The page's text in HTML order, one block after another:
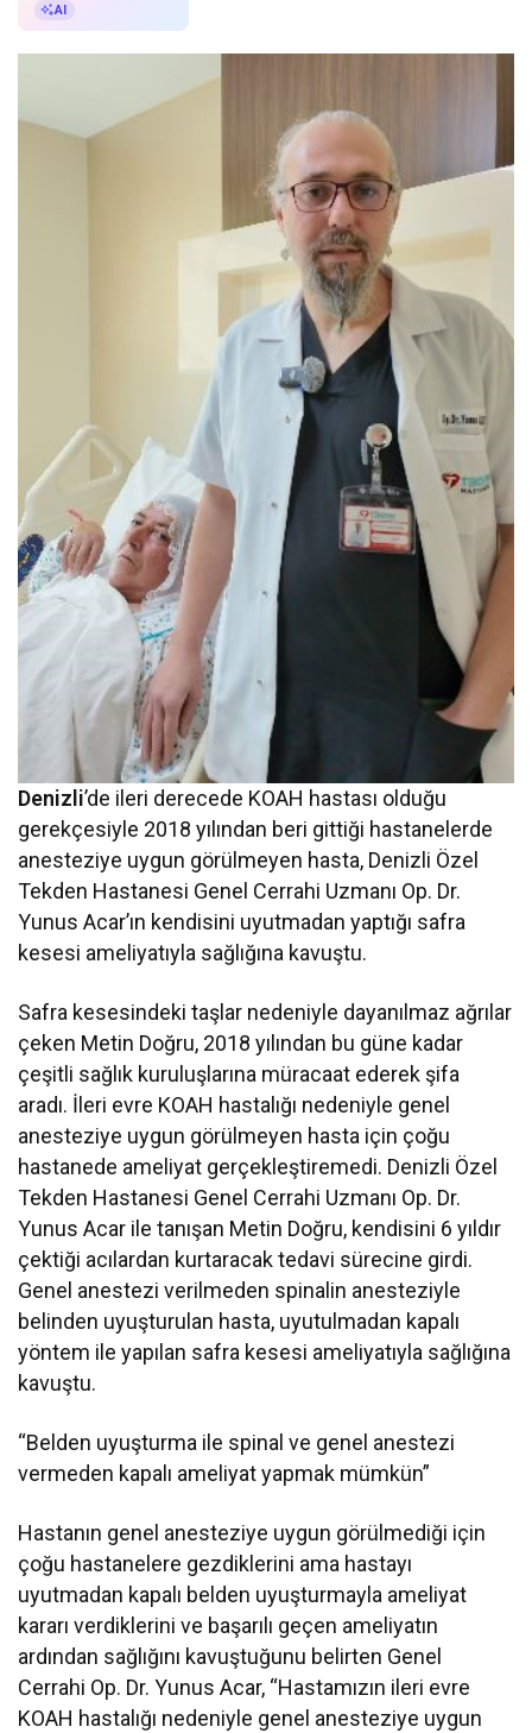
AI
Denizli’de ileri derecede KOAH hastası olduğu
gerekçesiyle 2018 yılından beri gittiği hastanelerde
anesteziye uygun görülmeyen hasta, Denizli Özel
Tekden Hastanesi Genel Cerrahi Uzmanı Op. Dr.
Yunus Acar’ın kendisini uyutmadan yaptığı safra
kesesi ameliyatıyla sağlığına kavuştu.
Safra kesesindeki taşlar nedeniyle dayanılmaz ağrılar
çeken Metin Doğru, 2018 yılından bu güne kadar
çeşitli sağlık kuruluşlarına müracaat ederek şifa
aradı. İleri evre KOAH hastalığı nedeniyle genel
anesteziye uygun görülmeyen hasta için çoğu
hastanede ameliyat gerçekleştiremedi. Denizli Özel
Tekden Hastanesi Genel Cerrahi Uzmanı Op. Dr.
Yunus Acar ile tanışan Metin Doğru, kendisini 6 yıldır
çektiği acılardan kurtaracak tedavi sürecine girdi.
Genel anestezi verilmeden spinalin anesteziyle
belinden uyuşturulan hasta, uyutulmadan kapalı
yöntem ile yapılan safra kesesi ameliyatıyla sağlığına
kavuştu.
“Belden uyuşturma ile spinal ve genel anestezi
vermeden kapalı ameliyat yapmak mümkün”
Hastanın genel anesteziye uygun görülmediği için
çoğu hastanelere gezdiklerini ama hastayı
uyutmadan kapalı belden uyuşturmayla ameliyat
kararı verdiklerini ve başarılı geçen ameliyatın
ardından sağlığını kavuştuğunu belirten Genel
Cerrahi Op. Dr. Yunus Acar, “Hastamızın ileri evre
KOAH hastalığı nedeniyle genel anesteziye uygun